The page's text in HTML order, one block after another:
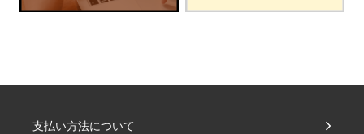
支払い方法について